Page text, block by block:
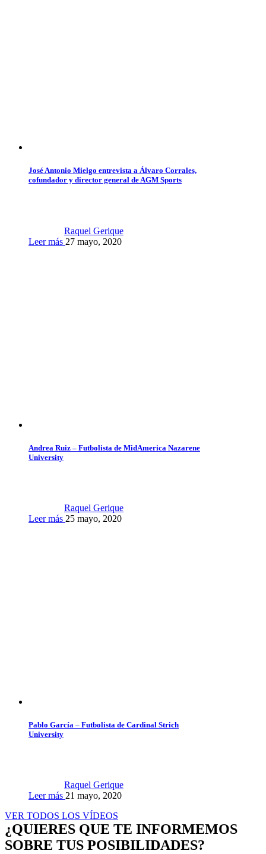
José Antonio Mielgo entrevista a Álvaro Corrales,
cofundador y director general de AGM Sports
Raquel Gerique
Leer más 27 mayo, 2020
Andrea Ruiz – Futbolista de MidAmerica Nazarene
University
Raquel Gerique
Leer más 25 mayo, 2020
Pablo García – Futbolista de Cardinal Strich
University
Raquel Gerique
Leer más 21 mayo, 2020
VER TODOS LOS VÍDEOS
¿QUIERES QUE TE INFORMEMOS
SOBRE TUS POSIBILIDADES?